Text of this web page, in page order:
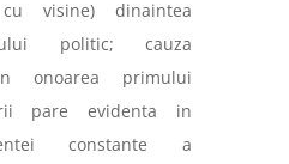
visine) dinaintea
politic; cauza
onoarea primului
pare evidenta in
constante a